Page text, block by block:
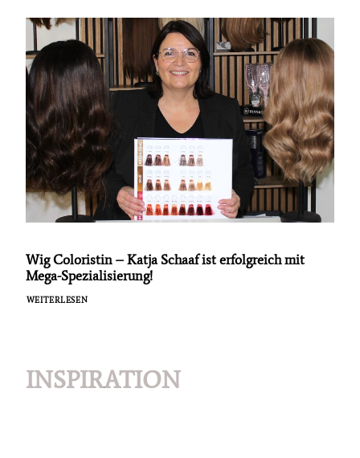
Wig Coloristin – Katja Schaaf ist erfolgreich mit
Mega-Spezialisierung!
WEITERLESEN
INSPIRATION